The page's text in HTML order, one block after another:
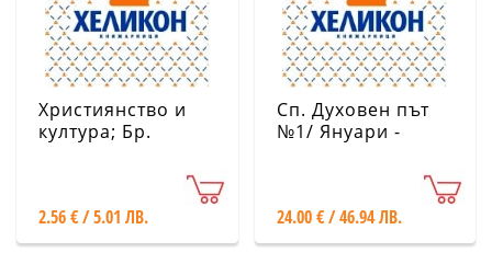
Християнство и
култура; Бр.
2.56 € / 5.01 ЛВ.
Сп. Духовен път
№1/ Януари -
24.00 € / 46.94 ЛВ.